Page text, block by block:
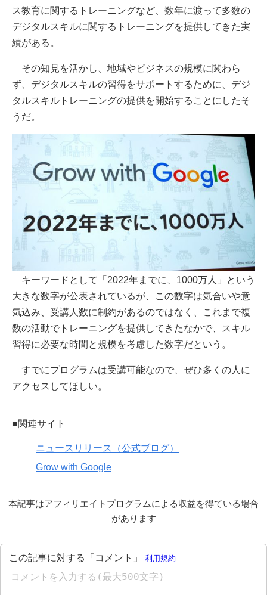
ス教育に関するトレーニングなど、数年に渡って多数の
デジタルスキルに関するトレーニングを提供してきた実
績がある。
その知見を活かし、地域やビジネスの規模に関わら
ず、デジタルスキルの習得をサポートするために、デジ
タルスキルトレーニングの提供を開始することにしたそ
うだ。
キーワードとして「2022年までに、1000万人」という
大きな数字が公表されているが、この数字は気合いや意
気込み、受講人数に制約があるのではなく、これまで複
数の活動でトレーニングを提供してきたなかで、スキル
習得に必要な時間と規模を考慮した数字だという。
すでにプログラムは受講可能なので、ぜひ多くの人に
アクセスしてほしい。
■関連サイト
ニュースリリース（公式ブログ）
Grow with Google
本記事はアフィリエイトプログラムによる収益を得ている場合
があります